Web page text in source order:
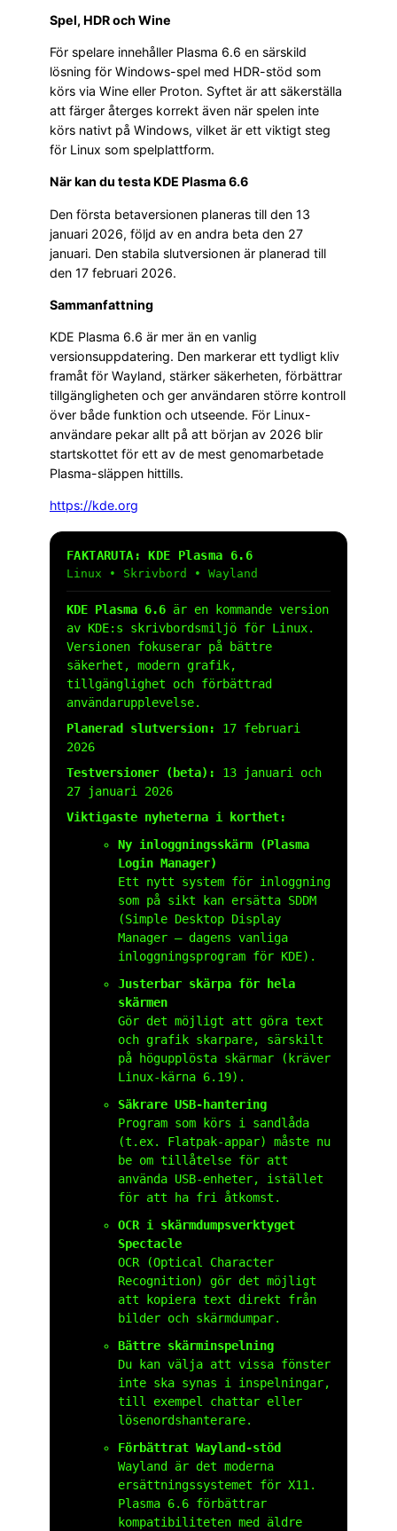
Spel, HDR och Wine
För spelare innehåller Plasma 6.6 en särskild
lösning för Windows-spel med HDR-stöd som
körs via Wine eller Proton. Syftet är att säkerställa
att färger återges korrekt även när spelen inte
körs nativt på Windows, vilket är ett viktigt steg
för Linux som spelplattform.
När kan du testa KDE Plasma 6.6
Den första betaversionen planeras till den 13
januari 2026, följd av en andra beta den 27
januari. Den stabila slutversionen är planerad till
den 17 februari 2026.
Sammanfattning
KDE Plasma 6.6 är mer än en vanlig
versionsuppdatering. Den markerar ett tydligt kliv
framåt för Wayland, stärker säkerheten, förbättrar
tillgängligheten och ger användaren större kontroll
över både funktion och utseende. För Linux-
användare pekar allt på att början av 2026 blir
startskottet för ett av de mest genomarbetade
Plasma-släppen hittills.
https://kde.org
FAKTARUTA: KDE Plasma 6.6
Linux • Skrivbord • Wayland
KDE Plasma 6.6 är en kommande version
av KDE:s skrivbordsmiljö för Linux.
Versionen fokuserar på bättre
säkerhet, modern grafik,
tillgänglighet och förbättrad
användarupplevelse.
Planerad slutversion:
17 februari
2026
Testversioner (beta):
13 januari och
27 januari 2026
Viktigaste nyheterna i korthet:
Ny inloggningsskärm (Plasma
Login Manager)
Ett nytt system för inloggning
som på sikt kan ersätta SDDM
(Simple Desktop Display
Manager – dagens vanliga
inloggningsprogram för KDE).
Justerbar skärpa för hela
skärmen
Gör det möjligt att göra text
och grafik skarpare, särskilt
på högupplösta skärmar (kräver
Linux-kärna 6.19).
Säkrare USB-hantering
Program som körs i sandlåda
(t.ex. Flatpak-appar) måste nu
be om tillåtelse för att
använda USB-enheter, istället
för att ha fri åtkomst.
OCR i skärmdumpsverktyget
Spectacle
OCR (Optical Character
Recognition) gör det möjligt
att kopiera text direkt från
bilder och skärmdumpar.
Bättre skärminspelning
Du kan välja att vissa fönster
inte ska synas i inspelningar,
till exempel chattar eller
lösenordshanterare.
Förbättrat Wayland-stöd
Wayland är det moderna
ersättningssystemet för X11.
Plasma 6.6 förbättrar
kompatibiliteten med äldre